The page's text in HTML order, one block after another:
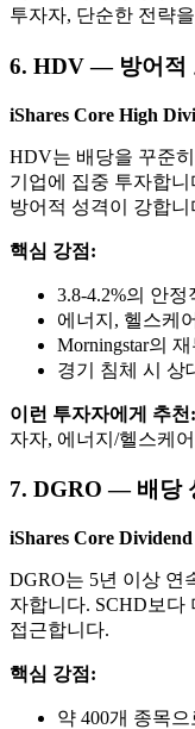
투자자, 단순한 전략
6. HDV — 방어적
iShares Core High
HDV는 배당을 꾸준
기업에 집중 투자합
방어적 성격이 강합니
핵심 강점:
3.8-4.2%의 안
에너지, 헬스케
Morningstar의
경기 침체 시 상
이런 투자자에게 추천:
자자, 에너지/헬스케
7. DGRO — 배당
iShares Core
DGRO는 5년 이상 연
자합니다. SCHD보다
접근합니다.
핵심 강점:
약 400개 종목